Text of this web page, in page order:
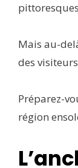
Mais au-
des
Préparez-
région